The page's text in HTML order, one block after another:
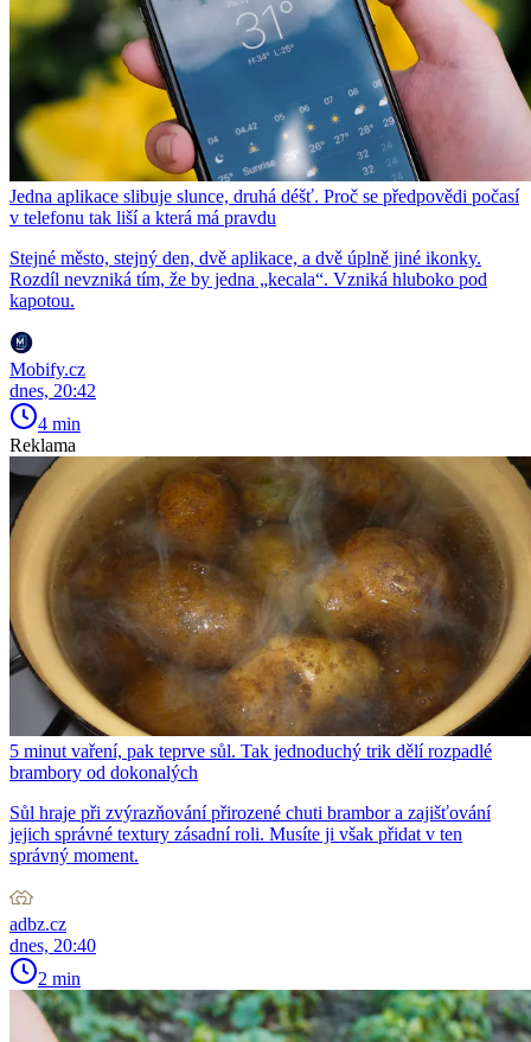
Jedna aplikace slibuje slunce, druhá déšť. Proč se předpovědi počasí
v telefonu tak liší a která má pravdu
Stejné město, stejný den, dvě aplikace, a dvě úplně jiné ikonky.
Rozdíl nevzniká tím, že by jedna „kecala“. Vzniká hluboko pod
kapotou.
Mobify.cz
dnes, 20:42
4 min
Reklama
5 minut vaření, pak teprve sůl. Tak jednoduchý trik dělí rozpadlé
brambory od dokonalých
Sůl hraje při zvýrazňování přirozené chuti brambor a zajišťování
jejich správné textury zásadní roli. Musíte ji však přidat v ten
správný moment.
adbz.cz
dnes, 20:40
2 min